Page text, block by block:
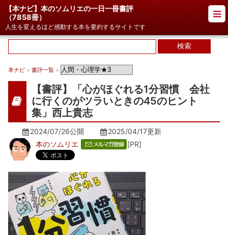
【本ナビ】本のソムリエの一日一冊書評
（7858冊）
人生を変えるほど感動する本を要約するサイトです
本ナビ > 書評一覧 >
【書評】「心がほぐれる1分習慣 会社
に行くのがツラいときの45のヒント
集」西上貴志
2024/07/26公開 2025/04/17更新
本のソムリエ
[PR]